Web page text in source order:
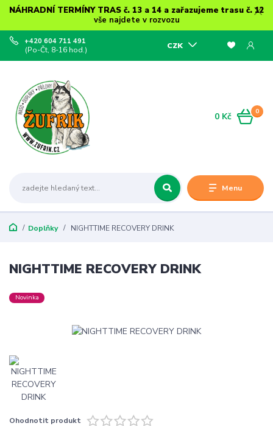
NÁHRADNÍ TERMÍNY TRAS č. 13 a 14 a zařazujeme trasu č. 12
vše najdete v rozvozu
Menu
CZK
+420 604 711 491
(Po-Čt, 8-16 hod.)
0
0 Kč
Doplňky NIGHTTIME RECOVERY DRINK
NIGHTTIME RECOVERY DRINK
Novinka
Ohodnotit produkt